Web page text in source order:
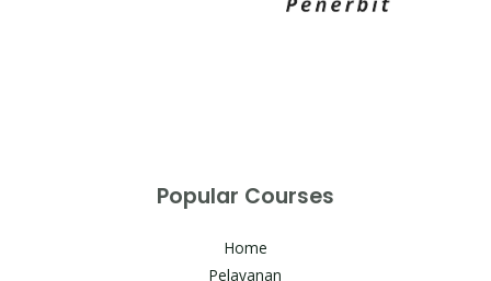
Popular Courses
Home
Pelayanan